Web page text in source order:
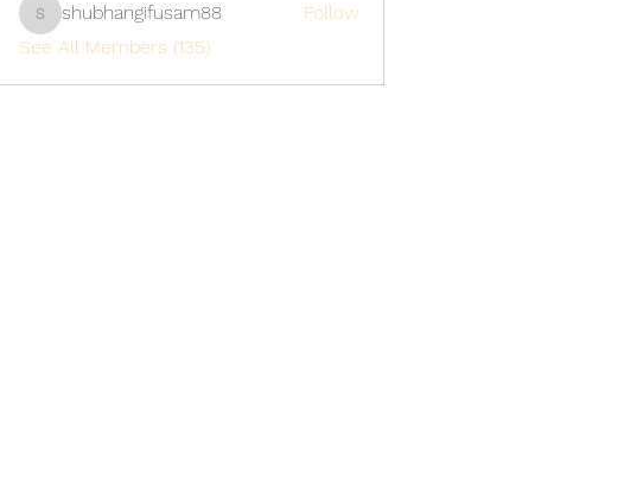
shubhangifusam88
shubhangifusam88
Follow
See All Members (135)